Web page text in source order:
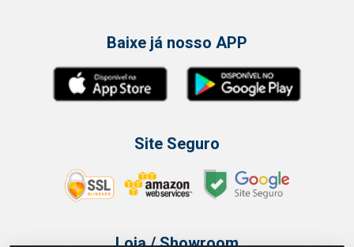
Baixe já nosso APP
Site Seguro
Loja / Showroom